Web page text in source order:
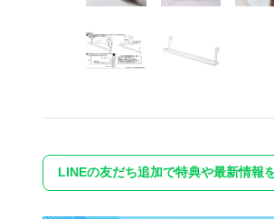
LINEの友だち追加で特典や最新情報